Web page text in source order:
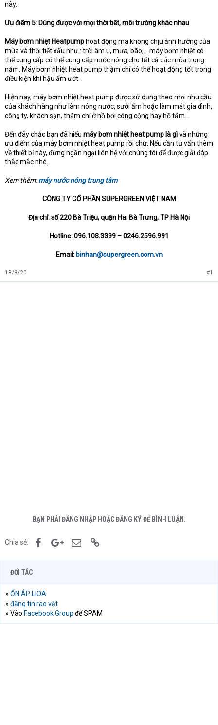
này.
Ưu điểm 5: Dùng được với mọi thời tiết, môi trường khác nhau
Máy bơm nhiệt Heatpump hoạt động mà không chịu ảnh hưởng của
mùa và thời tiết xấu như : trời âm u, mưa, bão,… máy bơm nhiệt có
thể cung cấp có thể cung cấp nước nóng cho tất cả các mùa trong
năm. Máy bơm nhiệt heat pump thậm chí có thể hoạt động tốt trong
điều kiện khí hậu ẩm ướt.
Hiện nay, máy bơm nhiệt heat pump được sử dụng theo mọi nhu cầu
của khách hàng như làm nóng nước, sưởi ấm hoặc làm mát gia đình,
công ty, khách sạn, thậm chí ở hồ bơi công cộng hay hồ tắm…
Đến đây chắc bạn đã hiểu máy bơm nhiệt heat pump là gìvà những
ưu điểm của máy bơm nhiệt heat pump rồi chứ. Nếu cần tư vấn thêm
về thiết bị này, đừng ngần ngại liên hệ với chúng tôi để được giải đáp
thắc mắc nhé.
Xem thêm:máy nước nóng trung tâm
CÔNG TY CỔ PHẦN SUPERGREEN VIỆT NAM
Địa chỉ: số 220 Bà Triệu, quận Hai Bà Trưng, TP Hà Nội
Hotline: 096.108.3399 – 0246.2596.991
Email: binhan@supergreen.com.vn
18/8/20 #1
BẠN PHẢI ĐĂNG NHẬP HOẶC ĐĂNG KÝ ĐỂ BÌNH LUẬN.
Chia sẻ: FacebookGoogle+Email
ĐỐI TÁC
» ỔN ÁP LIOA
» đăng tin rao vặt
» Vào Facebook Group để SPAM